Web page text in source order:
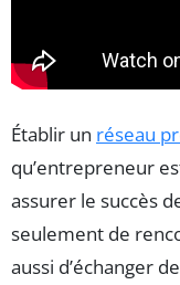
Établir un réseau
qu’entrepreneur
assurer le succès
seulement de
aussi d’échanger